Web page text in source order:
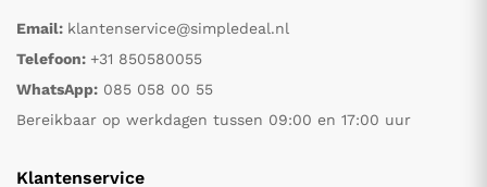
Email: klantenservice@simpledeal.nl
Telefoon: +31 850580055
WhatsApp: 085 058 00 55
Bereikbaar op werkdagen tussen 09:00 en 17:00 uur
Klantenservice